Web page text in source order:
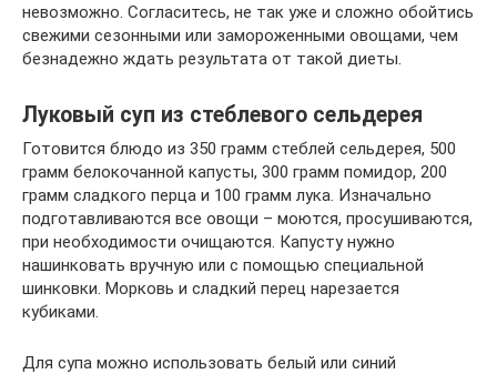
невозможно. Согласитесь, не так уже и сложно обойтись
свежими сезонными или замороженными овощами, чем
безнадежно ждать результата от такой диеты.
Луковый суп из стеблевого сельдерея
Готовится блюдо из 350 грамм стеблей сельдерея, 500
грамм белокочанной капусты, 300 грамм помидор, 200
грамм сладкого перца и 100 грамм лука. Изначально
подготавливаются все овощи – моются, просушиваются,
при необходимости очищаются. Капусту нужно
нашинковать вручную или с помощью специальной
шинковки. Морковь и сладкий перец нарезается
кубиками.
Для супа можно использовать белый или синий